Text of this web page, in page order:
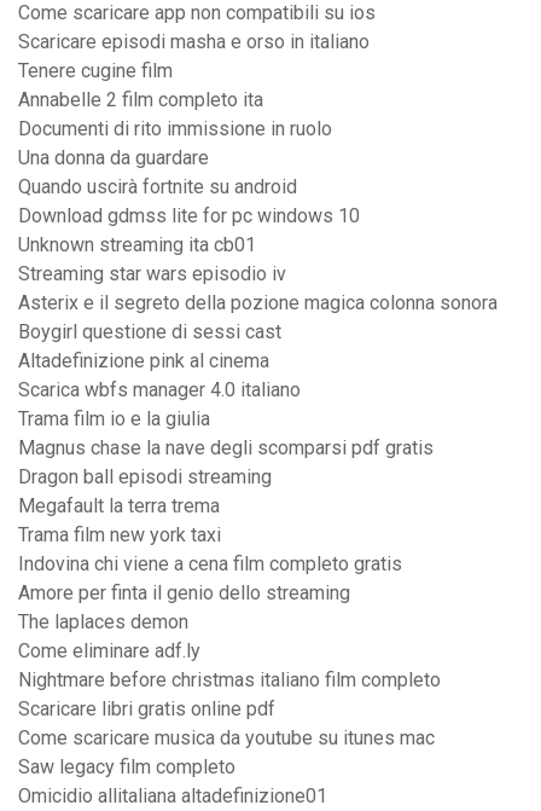
Come scaricare app non compatibili su ios
Scaricare episodi masha e orso in italiano
Tenere cugine film
Annabelle 2 film completo ita
Documenti di rito immissione in ruolo
Una donna da guardare
Quando uscirà fortnite su android
Download gdmss lite for pc windows 10
Unknown streaming ita cb01
Streaming star wars episodio iv
Asterix e il segreto della pozione magica colonna sonora
Boygirl questione di sessi cast
Altadefinizione pink al cinema
Scarica wbfs manager 4.0 italiano
Trama film io e la giulia
Magnus chase la nave degli scomparsi pdf gratis
Dragon ball episodi streaming
Megafault la terra trema
Trama film new york taxi
Indovina chi viene a cena film completo gratis
Amore per finta il genio dello streaming
The laplaces demon
Come eliminare adf.ly
Nightmare before christmas italiano film completo
Scaricare libri gratis online pdf
Come scaricare musica da youtube su itunes mac
Saw legacy film completo
Omicidio allitaliana altadefinizione01